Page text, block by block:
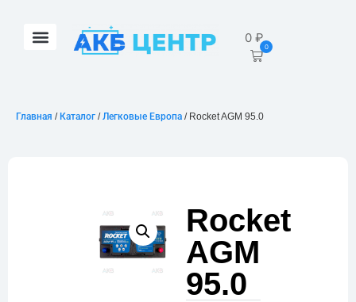
0₽
0
Главная / Каталог /Легковые Европа / Rocket AGM 95.0
Rocket
AGM
95.0